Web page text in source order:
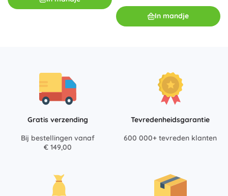
In mandje
Gratis verzending
Bij bestellingen vanaf
€ 149,00
Tevredenheidsgarantie
600 000+ tevreden klanten